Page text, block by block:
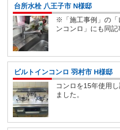
台所水栓 八王子市 N様邸
※「施工事例」の「
ンコンロ」にも同記
ビルトインコンロ 羽村市 H様邸
コンロを15年使用
ました。